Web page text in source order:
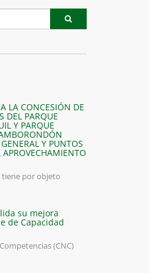
LA CONCESIÓN DE
DEL PARQUE
Y PARQUE
Y PUNTOS
APROVECHAMIENTO
tiene por objeto
su mejora
de Capacidad
(CNC)